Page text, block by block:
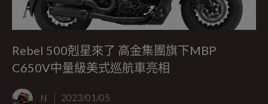
Rebel 500剋星來了 高金集團旗下MBP
C650V中量級美式巡航車亮相
N 2023/01/05